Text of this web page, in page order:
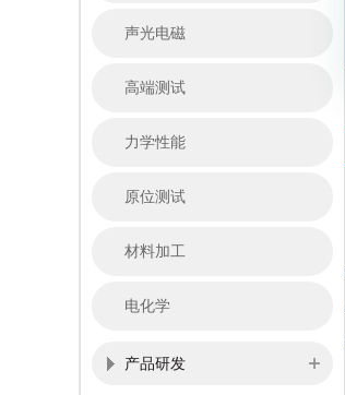
声光电磁
高端测试
力学性能
原位测试
材料加工
电化学
产品研发